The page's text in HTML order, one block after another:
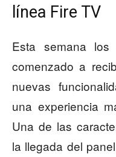
línea Fire TV
Esta semana
comenzado a
nuevas
una experiencia
Una de las
la llegada del